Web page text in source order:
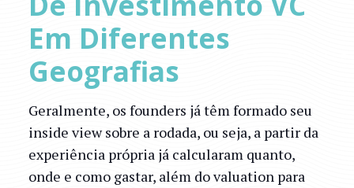
Em Diferentes
Geografias
Geralmente, os founders já têm formado seu
inside view sobre a rodada, ou seja, a partir da
experiência própria já calcularam quanto,
onde e como gastar, além do valuation para